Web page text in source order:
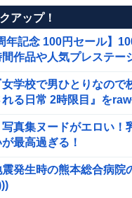
価、たったの30〜90万
れ」上田綺世、ブライト
表ホットライン実現!?
と危惧される懸念点と
方】 交際歴ゼロの
20回以上届けた24
ーに家に帰って電気つ
てるだけで普通に怖い
れは酷い…京都市でマイ
がポイント給付事業から
アップ！
年記念 100円セール】
作品や人気プレステー
学校で男ひとりなので
れる日常 2時限目』を
真集ヌードがエロい！
最高過ぎる！
震発生時の熊本総合病院